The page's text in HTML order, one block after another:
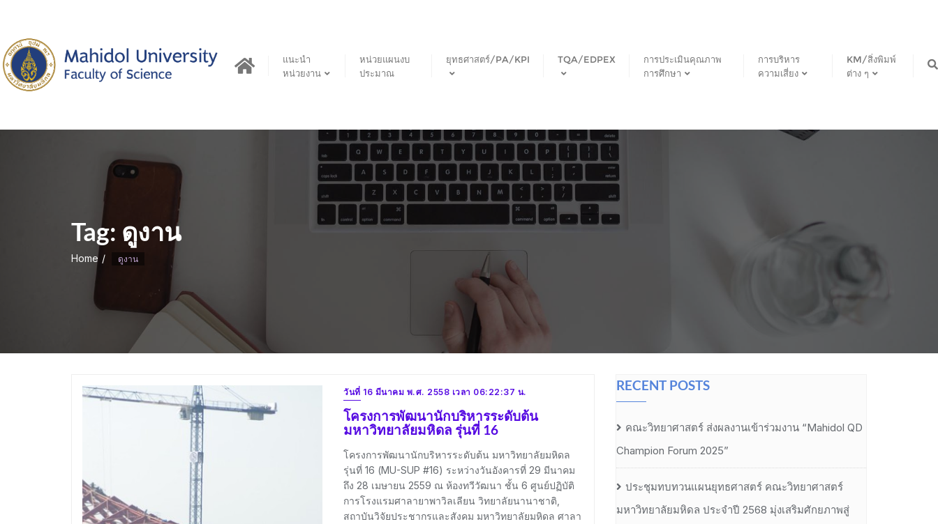
content
แนะนำ
หน่วยงาน
หน่วยแผนงบ
ประมาณ
ยุทธศาสตร์/PA/KPI TQA/EDPEX
การประเมินคุณภาพ
การศึกษา
การบริหาร
ความเสี่ยง
KM/สิ่งพิมพ์
ต่าง ๆ
Tag: ดูงาน
Home ดูงาน
วันที่ 16 มีนาคม พ.ศ. 2558 เวลา 06:22:37 น.
โครงการพัฒนานักบริหารระดับต้น
มหาวิทยาลัยมหิดล รุ่นที่ 16
โครงการพัฒนานักบริหารระดับต้น มหาวิทยาลัยมหิดล
รุ่นที่ 16 (MU-SUP #16) ระหว่างวันอังคารที่ 29 มีนาคม
ถึง 28 เมษายน 2559 ณ ห้องทวีวัฒนา ชั้น 6 ศูนย์ปฏิบัติ
การโรงแรมศาลายาพาวิลเลียน วิทยาลัยนานาชาติ,
สถาบันวิจัยประชากรและสังคม มหาวิทยาลัยมหิดล ศาลา
RECENT POSTS
คณะวิทยาศาสตร์ ส่งผลงานเข้าร่วมงาน “Mahidol QD
Champion Forum 2025”
ประชุมทบทวนแผนยุทธศาสตร์ คณะวิทยาศาสตร์
มหาวิทยาลัยมหิดล ประจำปี 2568 มุ่งเสริมศักยภาพสู่